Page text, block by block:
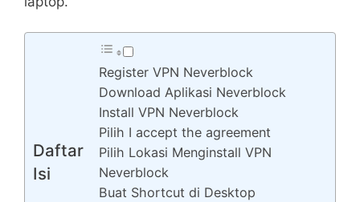
Daftar
Isi
Register VPN Neverblock
Download Aplikasi Neverblock
Install VPN Neverblock
Pilih I accept the agreement
Pilih Lokasi Menginstall VPN
Neverblock
Buat Shortcut di Desktop